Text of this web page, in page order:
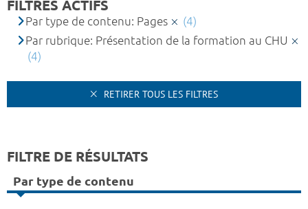
FILTRES ACTIFS
Par type de contenu: Pages
(4)
Par rubrique: Présentation de la formation au CHU
(4)
RETIRER TOUS LES FILTRES
FILTRE DE RÉSULTATS
Par type de contenu